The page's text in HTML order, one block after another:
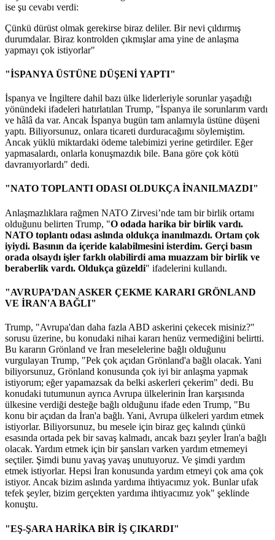
ise şu cevabı verdi:
Çünkü dürüst olmak gerekirse biraz deliler. Bir nevi çıldırmış
durumdalar. Biraz kontrolden çıkmışlar ama yine de anlaşma
yapmayı çok istiyorlar"
"İSPANYA ÜSTÜNE DÜŞENİ YAPTI"
İspanya ve İngiltere dahil bazı ülke liderleriyle sorunlar yaşadığı
yönündeki ifadeleri hatırlatılan Trump, "İspanya ile sorunlarım vardı
ve hâlâ da var. Ancak İspanya bugün tam anlamıyla üstüne düşeni
yaptı. Biliyorsunuz, onlara ticareti durduracağımı söylemiştim.
Ancak yüklü miktardaki ödeme talebimizi yerine getirdiler. Eğer
yapmasalardı, onlarla konuşmazdık bile. Bana göre çok kötü
davranıyorlardı" dedi.
"NATO TOPLANTI ODASI OLDUKÇA İNANILMAZDI"
Anlaşmazlıklara rağmen NATO Zirvesi’nde tam bir birlik ortamı
olduğunu belirten Trump, "O odada harika bir birlik vardı.
NATO toplantı odası aslında oldukça inanılmazdı. Ortam çok
iyiydi. Basının da içeride kalabilmesini isterdim. Gerçi basın
orada olsaydı işler farklı olabilirdi ama muazzam bir birlik ve
beraberlik vardı. Oldukça güzeldi" ifadelerini kullandı.
"AVRUPA’DAN ASKER ÇEKME KARARI GRÖNLAND
VE İRAN'A BAĞLI"
Trump, "Avrupa'dan daha fazla ABD askerini çekecek misiniz?"
sorusu üzerine, bu konudaki nihai kararı henüz vermediğini belirtti.
Bu kararın Grönland ve İran meselelerine bağlı olduğunu
vurgulayan Trump, "Pek çok açıdan Grönland'a bağlı olacak. Yani
biliyorsunuz, Grönland konusunda çok iyi bir anlaşma yapmak
istiyorum; eğer yapamazsak da belki askerleri çekerim" dedi. Bu
konudaki tutumunun ayrıca Avrupa ülkelerinin İran karşısında
ülkesine verdiği desteğe bağlı olduğunu ifade eden Trump, "Bu
konu bir açıdan da İran'a bağlı. Yani, Avrupa ülkeleri yardım etmek
istiyorlar. Biliyorsunuz, bu mesele için biraz geç kalındı çünkü
esasında ortada pek bir savaş kalmadı, ancak bazı şeyler İran'a bağlı
olacak. Yardım etmek için bir şansları varken yardım etmemeyi
seçtiler. Şimdi bunu yavaş yavaş unutuyoruz. Ve şimdi yardım
etmek istiyorlar. Hepsi İran konusunda yardım etmeyi çok ama çok
istiyor. Ancak bizim aslında yardıma ihtiyacımız yok. Bunlar ufak
tefek şeyler, bizim gerçekten yardıma ihtiyacımız yok" şeklinde
konuştu.
"EŞ-ŞARA HARİKA BİR İŞ ÇIKARDI"